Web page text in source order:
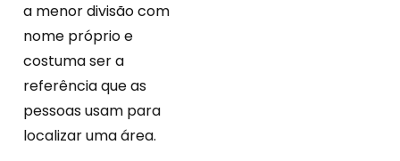
a menor divisão com
nome próprio e
costuma ser a
referência que as
pessoas usam para
localizar uma área.